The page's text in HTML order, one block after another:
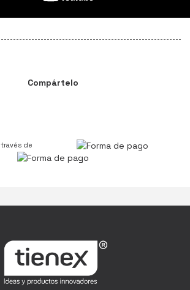
Compártelo
de